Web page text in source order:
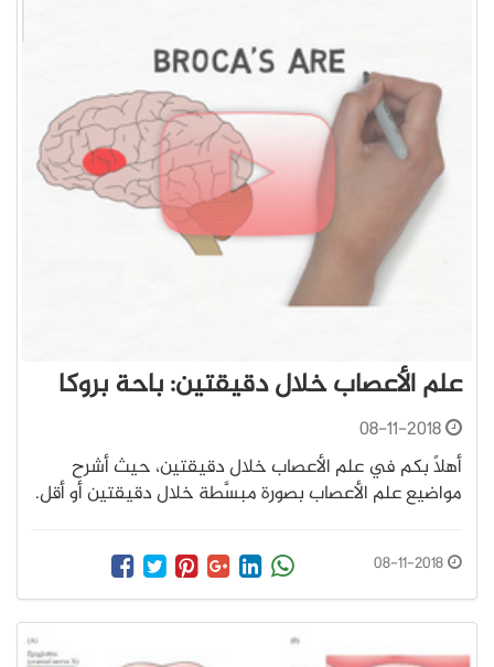
علم الأعصاب خلال دقيقتين: باحة بروكا
08-11-2018
أهلًا بكم في علم الأعصاب خلال دقيقتين، حيث أشرح
مواضيع علم الأعصاب بصورة مبسَّطة خلال دقيقتين أو أقل.
08-11-2018